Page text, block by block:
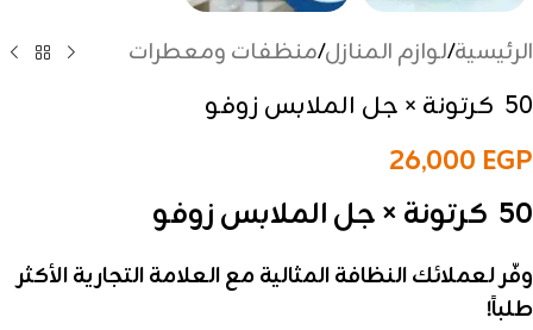
الرئيسية/لوازم المنازل/منظفات ومعطرات
50 كرتونة × جل الملابس زوفو
26,000 EGP
50 كرتونة × جل الملابس زوفو
وفّر لعملائك النظافة المثالية مع العلامة التجارية الأكثر
طلباً!